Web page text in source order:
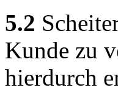
5.2
Kunde zu
hierdurch